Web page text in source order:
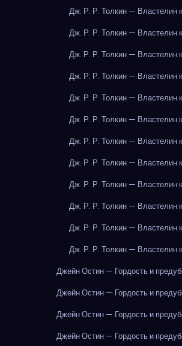
Дж. Р. Р. Толкин — Властелин
Дж. Р. Р. Толкин — Властелин
Дж. Р. Р. Толкин — Властелин
Дж. Р. Р. Толкин — Властелин
Дж. Р. Р. Толкин — Властелин
Дж. Р. Р. Толкин — Властелин
Дж. Р. Р. Толкин — Властелин
Дж. Р. Р. Толкин — Властелин
Дж. Р. Р. Толкин — Властелин
Дж. Р. Р. Толкин — Властелин
Дж. Р. Р. Толкин — Властелин
Дж. Р. Р. Толкин — Властелин
Джейн Остин — Гордость и
Джейн Остин — Гордость и
Джейн Остин — Гордость и
Джейн Остин — Гордость и